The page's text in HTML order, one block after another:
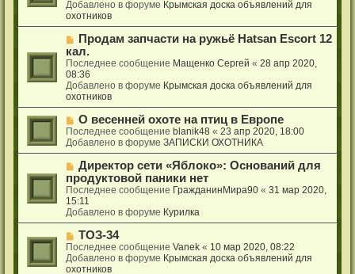
е
б
щ
е
н
и
е
е
с
о
о
б
щ
е
н
и
е
Добавлено в форуме Крымская доска объявлений для
охотников
Н
о
в
о
е
с
о
о
б
щ
е
н
и
е
Продам запчасти на ружьё Hatsan Еscort 12
кал.
Последнее сообщение Мащенко Сергей «28 апр 2020,
08:36
Добавлено в форуме Крымская доска объявлений для
охотников
Н
о
в
о
е
с
о
о
б
щ
е
н
и
е
О весенней охоте на птиц в Европе
Последнее сообщениеblanik48 «23 апр 2020, 18:00
Добавлено в форумеЗАПИСКИ ОХОТНИКА
Н
о
в
о
е
с
о
о
б
щ
Директор сети «Яблоко»: Оснований для
продуктовой паники нет
Последнее сообщение ГражданинМира90 «31 мар 2020,
15:11
Добавлено в форуме Курилка
Н
о
в
о
ТОЗ-34
Последнее сообщениеVanek « 10 мар 2020, 08:22
Добавлено в форуме Крымская доска объявлений для
охотников